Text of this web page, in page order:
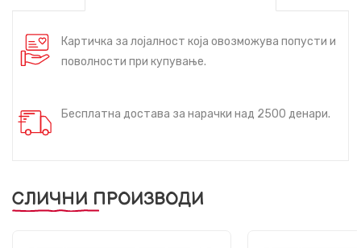
Картичка за лојалност која овозможува попусти и
поволности при купување.
Бесплатна достава за нарачки над 2500 денари.
СЛИЧНИ ПРОИЗВОДИ